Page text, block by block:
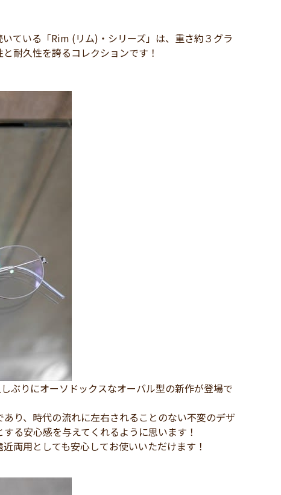
ている「Rim (リム)・シリーズ」は、重さ約３グラ
耐久性を誇るコレクションです！
ぶりにオーソドックスなオーバル型の新作が登場で
り、時代の流れに左右されることのない不変のデザ
る安心感を与えてくれるように思います！
両用としても安心してお使いいただけます！